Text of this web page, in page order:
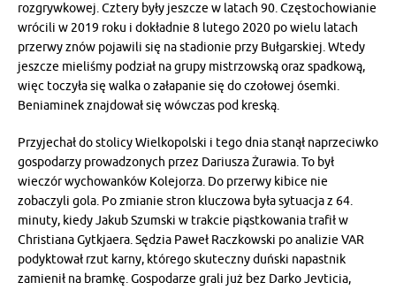
rozgrywkowej. Cztery były jeszcze w latach 90. Częstochowianie
wrócili w 2019 roku i dokładnie 8 lutego 2020 po wielu latach
przerwy znów pojawili się na stadionie przy Bułgarskiej. Wtedy
jeszcze mieliśmy podział na grupy mistrzowską oraz spadkową,
więc toczyła się walka o załapanie się do czołowej ósemki.
Beniaminek znajdował się wówczas pod kreską.
Przyjechał do stolicy Wielkopolski i tego dnia stanął naprzeciwko
gospodarzy prowadzonych przez Dariusza Żurawia. To był
wieczór wychowanków Kolejorza. Do przerwy kibice nie
zobaczyli gola. Po zmianie stron kluczowa była sytuacja z 64.
minuty, kiedy Jakub Szumski w trakcie piąstkowania trafił w
Christiana Gytkjaera. Sędzia Paweł Raczkowski po analizie VAR
podyktował rzut karny, którego skuteczny duński napastnik
zamienił na bramkę. Gospodarze grali już bez Darko Jevticia,